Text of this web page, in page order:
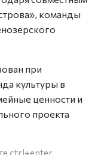
команды
при
культуры в
ценности и
проекта
ctrl+enter